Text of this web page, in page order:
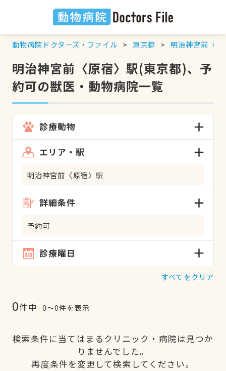
動物病院ドクターズ・ファイル 東京都 明治神宮前〈原
明治神宮前〈原宿〉駅(東京都)、予
約可の獣医・動物病院一覧
診療動物
エリア・駅
明治神宮前〈原宿〉駅
詳細条件
予約可
診療曜日
すべてをクリア
0件中 0〜0件を表示
検索条件に当てはまるクリニック・病院は見つか
りませんでした。
再度条件を変更して検索してください。